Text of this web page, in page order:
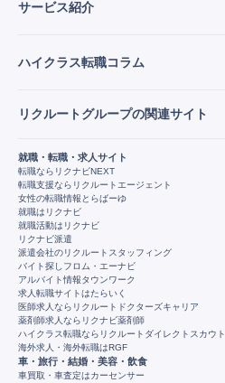
サービス紹介
ハイクラス転職コラム
リクルートグループの関連サイト
就職・転職・求人サイト
転職ならリクナビNEXT
転職支援ならリクルートエージェント
女性の転職情報とらばーゆ
就職はリクナビ
就職活動はリクナビ
リクナビ派遣
派遣会社のリクルートスタッフィング
バイト探しフロム・エーナビ
アルバイト情報タウンワーク
求人転職サイトはたらいく
医師求人ならリクルートドクターズキャリア
薬剤師求人ならリクナビ薬剤師
ハイクラス転職ならリクルートダイレクトスカウト
海外求人・海外転職はRGF
車・旅行・結婚・美容・飲食
車買取・車査定はカーセンサー